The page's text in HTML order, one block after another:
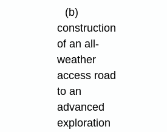
(b)
construction
of an all-
weather
access road
to an
advanced
exploration